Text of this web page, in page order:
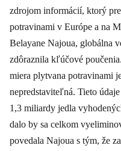
zdrojom informácií, ktorý
potravinami v Európe a na
Belayane Najoua, globálna
zdôraznila kľúčové
miera plytvana potravinami
nepredstaviteľná. Tieto
1,3 miliardy jedla
dalo by sa celkom
povedala Najoua s tým, že